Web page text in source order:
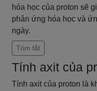
hóa học của proton sẽ
phản ứng hóa học và
ngày.
Tóm tắt
Tính axit của
Tính axit của proton là